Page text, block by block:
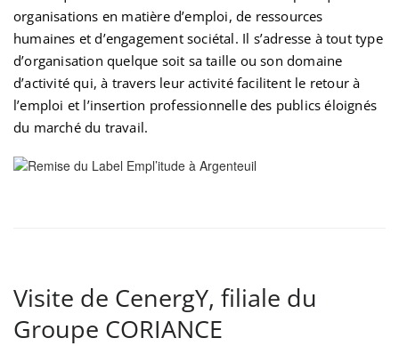
organisations en matière d’emploi, de ressources
humaines et d’engagement sociétal. Il s’adresse à tout type
d’organisation quelque soit sa taille ou son domaine
d’activité qui, à travers leur activité facilitent le retour à
l’emploi et l’insertion professionnelle des publics éloignés
du marché du travail.
Visite de CenergY, filiale du
Groupe CORIANCE